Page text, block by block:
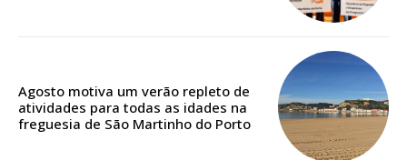
DIGITAL ANUAL
16€
Agosto motiva um verão repleto de
atividades para todas as idades na
freguesia de São Martinho do Porto